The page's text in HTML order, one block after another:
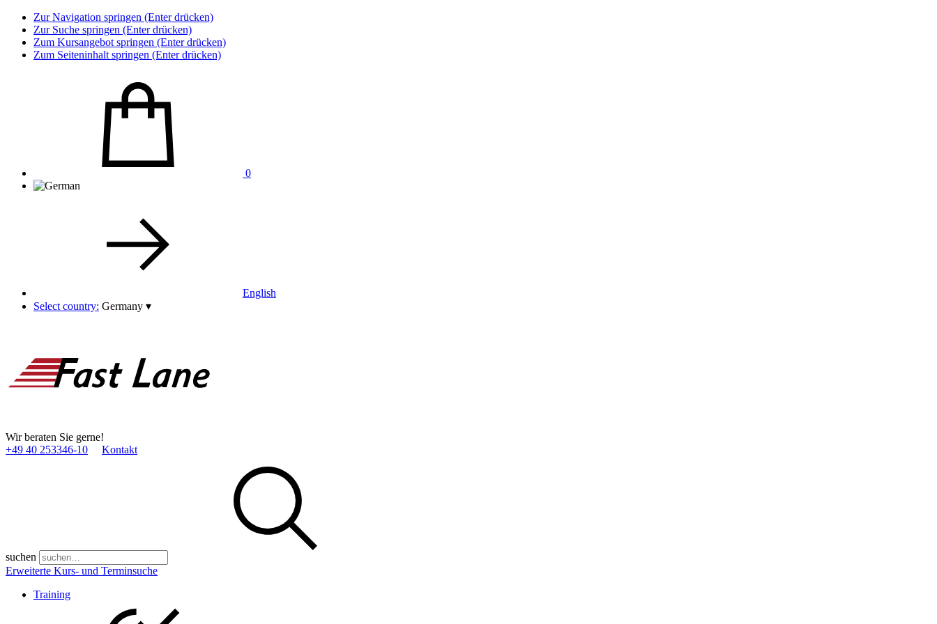
Zur Navigation springen (Enter drücken)
Zur Suche springen (Enter drücken)
Zum Kursangebot springen (Enter drücken)
Zum Seiteninhalt springen (Enter drücken)
0
English
Select country: Germany ▾
Wir beraten Sie gerne!
+49 40 253346­-10
Kontakt
suchen
Erweiterte Kurs- und Terminsuche
Training